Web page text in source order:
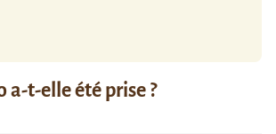
a-t-elle été prise ?